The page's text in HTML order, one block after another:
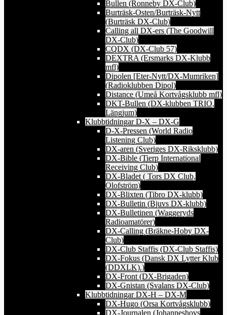
Bullen (Ronneby DX-Club)
Burträsk-Osten/Burträsk-Nytt
(Burträsk DX-Club)
Calling all DX-ers (The Goodwill
DX-Club)
CQDX (DX-Club 57)
DEXTRA (Ersmarks DX-Klubb
mfl)
Dipolen [Eter-Nytt/DX-Mumriken]
(Radioklubben Dipol)
Distance (Umeå Kortvågsklubb mfl)
DKT-Bullen (DX-klubben TRIO,
Längjum)
Klubbtidningar D-X – DX-G
D-X-Pressen (World Radio
Listening Club)
DX-aren (Sveriges DX-Riksklubb)
DX-Bible (Tierp International
Receiving Club)
DX-Bladet ( Tors DX Club,
Olofström)
DX-Blixten (Tibro DX-klubb)
DX-Bulletin (Bjuvs DX-klubb)
DX-Bulletinen (Waggeryds
Radioamatörer)
DX-Calling (Bräkne-Hoby DX-
Club)
DX-Club Staffis (DX-Club Staffis)
DX-Fokus (Dansk DX Lytter Klub
(DDXLK).)
DX-Front (DX-Brigaden)
DX-Gnistan (Svalans DX-Club)
Klubbtidningar DX-H – DX-M
DX-Hugo (Orsa Kortvågsklubb)
DX-Journalen (Johanneshovs